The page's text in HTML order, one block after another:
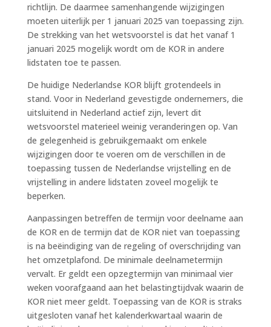
richtlijn. De daarmee samenhangende wijzigingen
moeten uiterlijk per 1 januari 2025 van toepassing zijn.
De strekking van het wetsvoorstel is dat het vanaf 1
januari 2025 mogelijk wordt om de KOR in andere
lidstaten toe te passen.
De huidige Nederlandse KOR blijft grotendeels in
stand. Voor in Nederland gevestigde ondernemers, die
uitsluitend in Nederland actief zijn, levert dit
wetsvoorstel materieel weinig veranderingen op. Van
de gelegenheid is gebruikgemaakt om enkele
wijzigingen door te voeren om de verschillen in de
toepassing tussen de Nederlandse vrijstelling en de
vrijstelling in andere lidstaten zoveel mogelijk te
beperken.
Aanpassingen betreffen de termijn voor deelname aan
de KOR en de termijn dat de KOR niet van toepassing
is na beëindiging van de regeling of overschrijding van
het omzetplafond. De minimale deelnametermijn
vervalt. Er geldt een opzegtermijn van minimaal vier
weken voorafgaand aan het belastingtijdvak waarin de
KOR niet meer geldt. Toepassing van de KOR is straks
uitgesloten vanaf het kalenderkwartaal waarin de